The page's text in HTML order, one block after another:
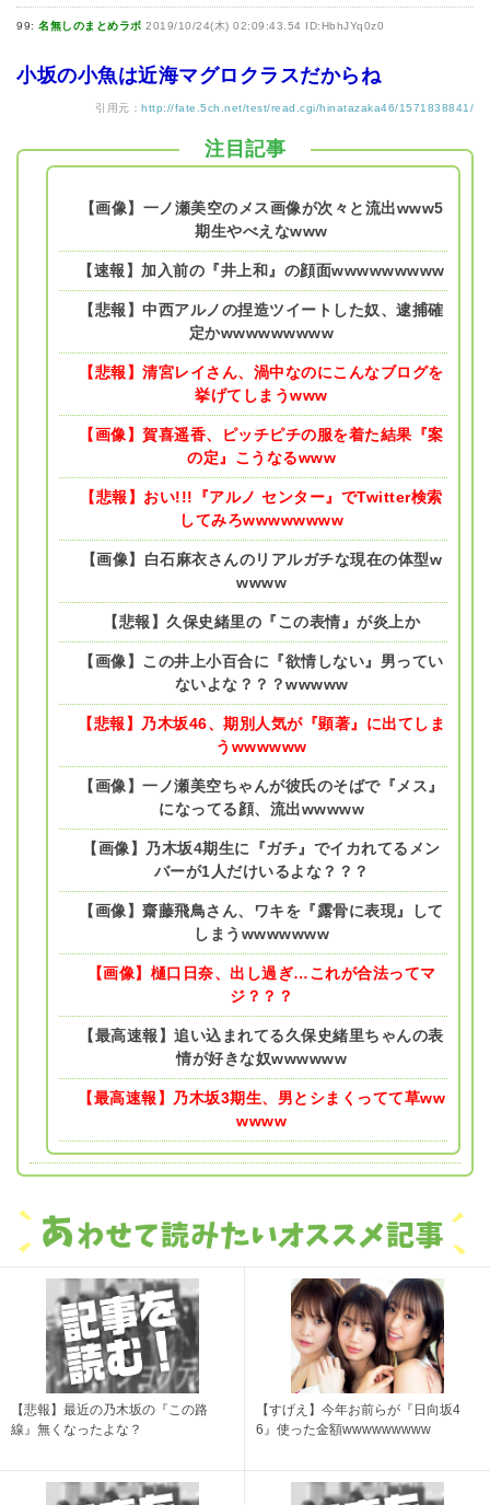
99: 名無しのまとめラボ 2019/10/24(木) 02:09:43.54 ID:HbhJYq0z0
小坂の小魚は近海マグロクラスだからね
引用元： http://fate.5ch.net/test/read.cgi/hinatazaka46/1571838841/
注目記事
【画像】一ノ瀬美空のメス画像が次々と流出www5
期生やべえなwww
【速報】加入前の『井上和』の顔面wwwwwwwww
【悲報】中西アルノの捏造ツイートした奴、逮捕確
定かwwwwwwwww
【悲報】清宮レイさん、渦中なのにこんなブログを
挙げてしまうwww
【画像】賀喜遥香、ピッチピチの服を着た結果『案
の定』こうなるwww
【悲報】おい!!!『アルノ センター』でTwitter検索
してみろwwwwwwww
【画像】白石麻衣さんのリアルガチな現在の体型w
wwww
【悲報】久保史緒里の『この表情』が炎上か
【画像】この井上小百合に『欲情しない』男ってい
ないよな？？？wwwww
【悲報】乃木坂46、期別人気が『顕著』に出てしま
うwwwwww
【画像】一ノ瀬美空ちゃんが彼氏のそばで『メス』
になってる顔、流出wwwww
【画像】乃木坂4期生に『ガチ』でイカれてるメン
バーが1人だけいるよな？？？
【画像】齋藤飛鳥さん、ワキを『露骨に表現』して
しまうwwwwwww
【画像】樋口日奈、出し過ぎ…これが合法ってマ
ジ？？？
【最高速報】追い込まれてる久保史緒里ちゃんの表
情が好きな奴wwwwww
【最高速報】乃木坂3期生、男とシまくってて草ww
wwww
【悲報】最近の乃木坂の『この路
線』無くなったよな？
【すげえ】今年お前らが『日向坂4
6』使った金額wwwwwwwww